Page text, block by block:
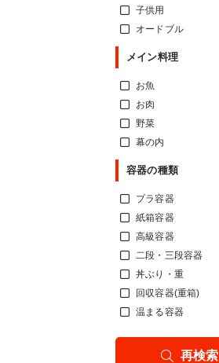
子供用
オードブル
メイン料理
お魚
お肉
野菜
幕の内
容器の種類
プラ容器
紙箱容器
高級容器
二段・三段容器
丼ぶり・重
回収容器(重箱)
温まる容器
再検索